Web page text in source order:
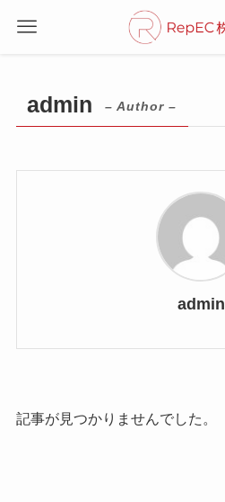
admin – Author –
admin
記事が見つかりませんでした。